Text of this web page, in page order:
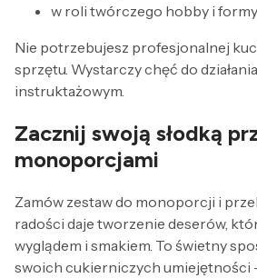
w roli twórczego hobby i
Nie potrzebujesz profesjonalnej
sprzętu. Wystarczy chęć do
instruktażowym.
Zacznij swoją słodką
monoporcjami
Zamów zestaw do monoporcji i
radości daje tworzenie deserów,
wyglądem i smakiem. To świetny
swoich cukierniczych umiejętności